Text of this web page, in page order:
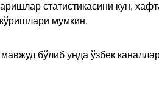
статистикасини кун,
мумкин.
бўлиб унда ўзбек